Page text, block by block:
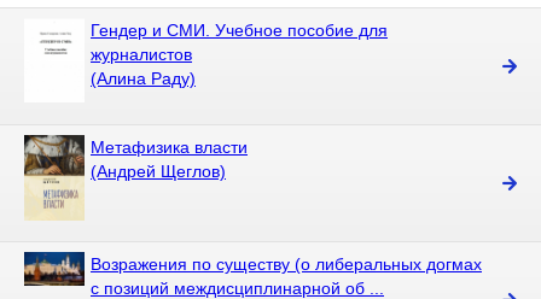
Гендер и СМИ. Учебное пособие для
журналистов
(Алина Раду)
Метафизика власти
(Андрей Щеглов)
Возражения по существу (о либеральных догмах
с позиций междисциплинарной об ...